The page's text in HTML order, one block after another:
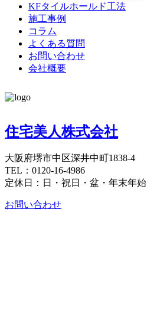
KFタイルホールド工法
施工事例
コラム
よくある質問
お問い合わせ
会社概要
住宅美人株式会社
大阪府堺市中区深井中町1838-4
TEL：0120-16-4986
定休日：日・祝日・盆・年末年始
お問い合わせ